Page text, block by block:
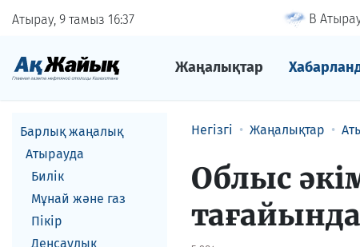
Атырау, 9 тамыз 1637 В
Жаңалықтар
Барлық жаңалық
Атырауда
Билік
Мұнай және газ
Пікір
Денсаулық
Негізгі Жаңалықтар
Облыс